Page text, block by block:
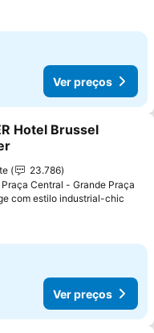
Ver preços
aos favoritos
Hotel Brussel
23.786
Praça Central - Grande Praça
com estilo industrial-chic
Ver preços